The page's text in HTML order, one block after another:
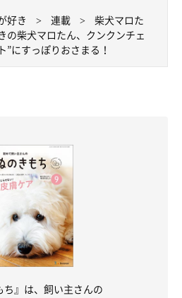
好き 連載
柴犬マロた
の柴犬マロたん、クンクンチェ
”にすっぽりおさまる！
ち』は、飼い主さんの